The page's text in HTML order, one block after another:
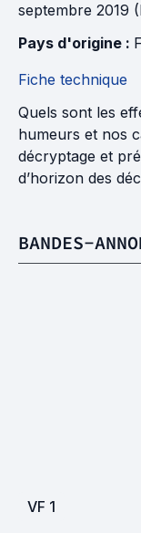
septembre 2019
Pays d'origine :
Fiche technique
Quels sont les
humeurs et nos
décryptage et
d’horizon des
BANDES-
VF 1